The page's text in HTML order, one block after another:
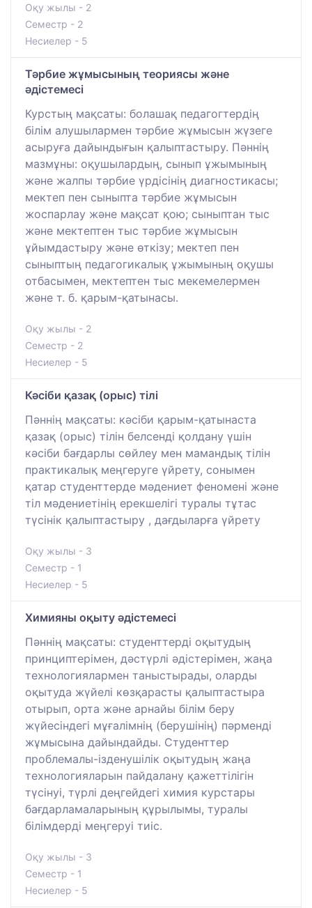
Оқу жылы - 2
Семестр - 2
Несиелер - 5
Тәрбие жұмысының теориясы және
әдістемесі
Курстың мақсаты: болашақ педагогтердің
білім алушылармен тәрбие жұмысын жүзеге
асыруға дайындығын қалыптастыру. Пәннің
мазмұны: оқушылардың, сынып ұжымының
және жалпы тәрбие үрдісінің диагностикасы;
мектеп пен сыныпта тәрбие жұмысын
жоспарлау және мақсат қою; сыныптан тыс
және мектептен тыс тәрбие жұмысын
ұйымдастыру және өткізу; мектеп пен
сыныптың педагогикалық ұжымының оқушы
отбасымен, мектептен тыс мекемелермен
және т. б. қарым-қатынасы.
Оқу жылы - 2
Семестр - 2
Несиелер - 5
Кәсіби қазақ (орыс) тілі
Пәннің мақсаты: кәсіби қарым-қатынаста
қазақ (орыс) тілін белсенді қолдану үшін
кәсіби бағдарлы сөйлеу мен мамандық тілін
практикалық меңгеруге үйрету, сонымен
қатар студенттерде мәдениет феномені және
тіл мәдениетінің ерекшелігі туралы тұтас
түсінік қалыптастыру , дағдыларға үйрету
Оқу жылы - 3
Семестр - 1
Несиелер - 5
Химияны оқыту әдістемесі
Пәннің мақсаты: студенттерді оқытудың
принциптерімен, дәстүрлі әдістерімен, жаңа
технологиялармен таныстырады, оларды
оқытуда жүйелі көзқарасты қалыптастыра
отырып, орта және арнайы білім беру
жүйесіндегі мұғалімнің (берушінің) пәрменді
жұмысына дайындайды. Студенттер
проблемалы-ізденушілік оқытудың жаңа
технологияларын пайдалану қажеттілігін
түсінуі, түрлі деңгейдегі химия курстары
бағдарламаларының құрылымы, туралы
білімдерді меңгеруі тиіс.
Оқу жылы - 3
Семестр - 1
Несиелер - 5